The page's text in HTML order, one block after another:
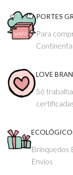
PORTES
Para
Continental.
LOVE
Só
Brinquedos
Envios